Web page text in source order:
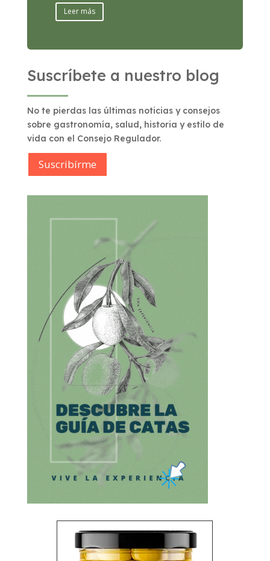
Leer más
Suscríbete a nuestro blog
No te pierdas las últimas noticias y consejos
sobre gastronomía, salud, historia y estilo de
vida con el Consejo Regulador.
Suscribírme